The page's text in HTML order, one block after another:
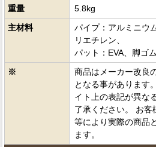
重量
5.8kg
主材料
パイプ：アルミニウ
リエチレン、
パット：EVA、脚ゴ
※
商品はメーカー改良
となる事があります
イト上の表記が異な
了承ください。 お客
等により実際の商品
ます。